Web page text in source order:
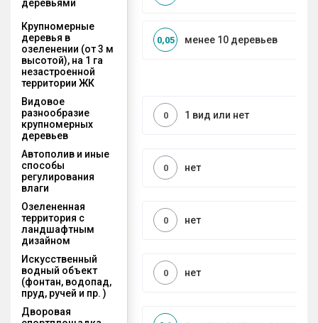
деревьями
Крупномерные
деревья в
озеленении (от 3 м
высотой), на 1 га
незастроенной
территории ЖК
менее 10 деревьев
0,05
Видовое
разнообразие
крупномерных
деревьев
1 вид или нет
0
Автополив и иные
способы
регулирования
влаги
нет
0
Озелененная
территория с
ландшафтным
дизайном
нет
0
Искусственный
водный объект
(фонтан, водопад,
пруд, ручей и пр. )
нет
0
Дворовая